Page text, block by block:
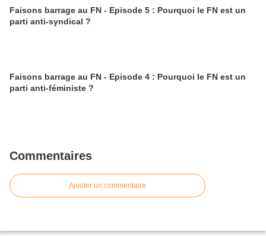
Faisons barrage au FN - Episode 5 : Pourquoi le FN est un
parti anti-syndical ?
Faisons barrage au FN - Episode 4 : Pourquoi le FN est un
parti anti-féministe ?
Commentaires
Ajouter un commentaire